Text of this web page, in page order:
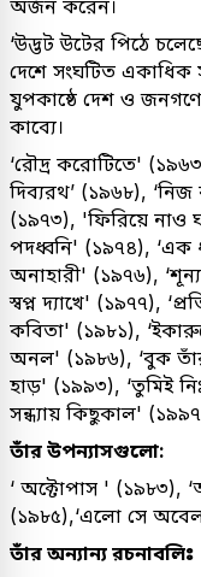
অর্জন করেন।
‘উদ্ভট উটের পিঠে
দেশে সংঘটিত একাধিক
যুপকাষ্ঠে দেশ ও
কাব্যে।
‘রৌদ্র করোটিতে'
দিব্যরথ’ (১৯৬৮),
(১৯৭৩), 'ফিরিয়ে নাও
পদধ্বনি' (১৯৭৪),
অনাহারী' (১৯৭৬),
স্বপ্ন দ্যাখে' (১৯৭৭),
কবিতা' (১৯৮১),
অনল' (১৯৮৬), ‘বুক তাঁর
হাড়' (১৯৯৩), ‘তুমিই
সন্ধ্যায় কিছুকাল'
তাঁর উপন্যাসগুলো:
‘ অক্টোপাস ' (১৯৮৩),
(১৯৮৫),‘এলো সে
তাঁর অন্যান্য রচনাবলিঃ